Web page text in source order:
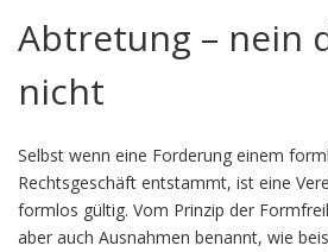
Abtretung – nein
nicht
Selbst wenn eine Forderung einem
Rechtsgeschäft entstammt, ist eine
formlos gültig. Vom Prinzip der
aber auch Ausnahmen benannt, wie